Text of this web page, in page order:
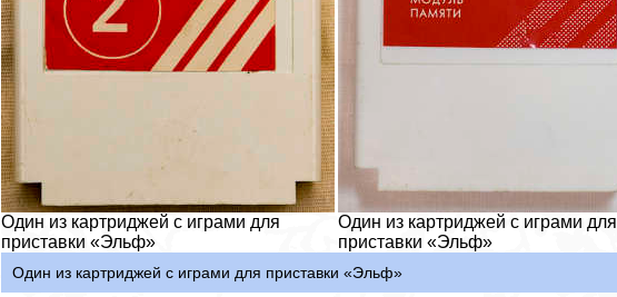
Один из картриджей с играми для
приставки «Эльф»
Один из картриджей с играми для
приставки «Эльф»
Один из картриджей с играми для приставки «Эльф»